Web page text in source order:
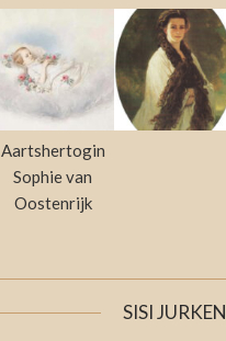
Aartshertogin
Sophie van
Oostenrijk
SISI JURKEN